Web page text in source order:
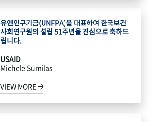
유엔인구기금(UNFPA)을 대표하여 한국보건
사회연구원의 설립 51주년을 진심으로 축하드
립니다.
USAID
Michele Sumilas
VIEW MORE